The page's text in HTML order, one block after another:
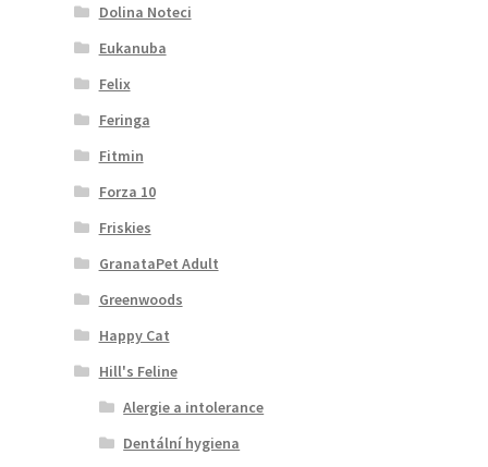
Dolina Noteci
Eukanuba
Felix
Feringa
Fitmin
Forza 10
Friskies
GranataPet Adult
Greenwoods
Happy Cat
Hill's Feline
Alergie a intolerance
Dentální hygiena